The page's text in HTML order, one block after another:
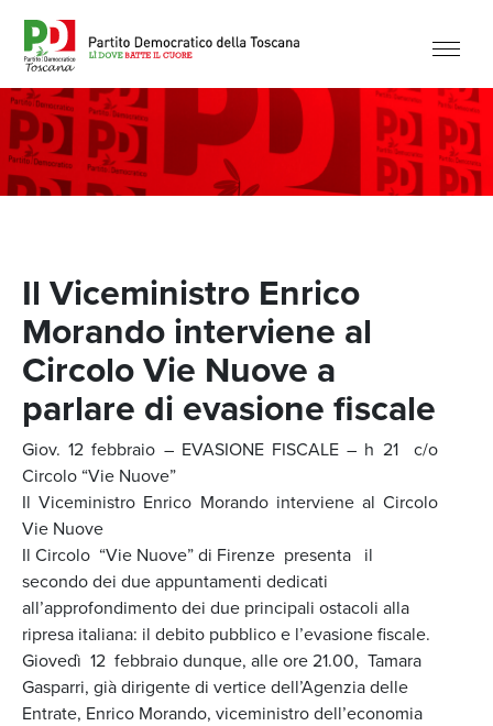
Il Viceministro Enrico
Morando interviene al
Circolo Vie Nuove a
parlare di evasione fiscale
Giov. 12 febbraio – EVASIONE FISCALE – h 21 c/o
Circolo “Vie Nuove”
Il Viceministro Enrico Morando interviene al Circolo
Vie Nuove
Il Circolo “Vie Nuove” di Firenze presenta il
secondo dei due appuntamenti dedicati
all’approfondimento dei due principali ostacoli alla
ripresa italiana: il debito pubblico e l’evasione fiscale.
Giovedì 12 febbraio dunque, alle ore 21.00, Tamara
Gasparri, già dirigente di vertice dell’Agenzia delle
Entrate, Enrico Morando, viceministro dell’economia